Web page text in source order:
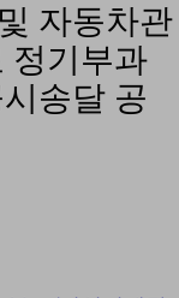
자동차관
정기부과
송달 공